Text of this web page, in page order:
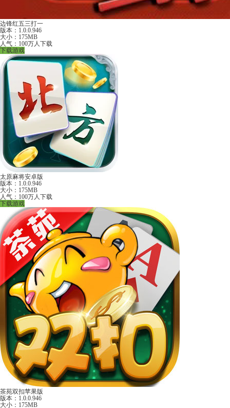
边锋红五三打一
版本：1.0.0.946
大小：175MB
人气：100万人下载
下载游戏
太原麻将安卓版
版本：1.0.0.946
大小：175MB
人气：100万人下载
下载游戏
茶苑双扣苹果版
版本：1.0.0.946
大小：175MB